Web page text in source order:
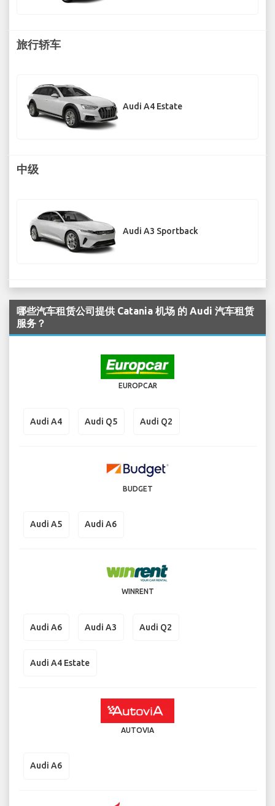
旅行轿车
Audi A4 Estate
中级
Audi A3 Sportback
哪些汽车租赁公司提供 Catania 机场 的 Audi 汽车租赁
服务？
EUROPCAR
Audi A4 Audi Q5 Audi Q2
BUDGET
Audi A5 Audi A6
WINRENT
Audi A6 Audi A3 Audi Q2
Audi A4 Estate
AUTOVIA
Audi A6